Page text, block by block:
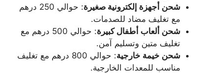
شحن أجهزة إلكترونية صغيرة
: حوالي 250 درهم
مع تغليف مضاد للصدمات.
شحن ألعاب أطفال كبيرة
: حوالي 500 درهم مع
تغليف متين وتسليم آمن.
شحن خيمة خارجية
: حوالي 800 درهم مع تغليف
مناسب للمعدات الخارجية.